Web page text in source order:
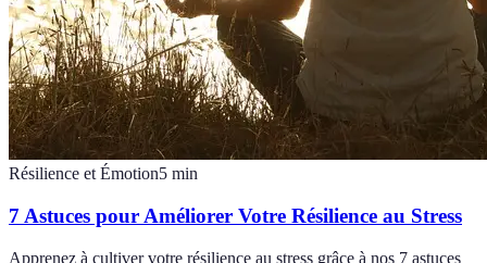
Résilience et Émotion5 min
7 Astuces pour Améliorer Votre Résilience au Stress
Apprenez à cultiver votre résilience au stress grâce à nos 7 astuces